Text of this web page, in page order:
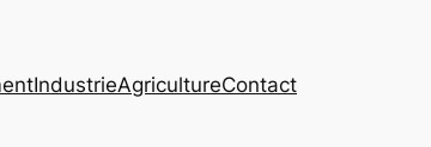
IndustrieAgricultureContact